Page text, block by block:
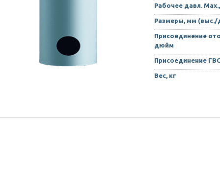
Рабочее давл.
Размеры, мм (выс./
Присоединение
дюйм
Присоединение
Вес, кг